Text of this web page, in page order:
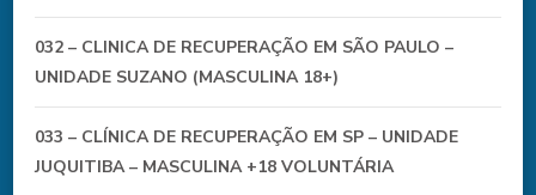
032 – CLINICA DE RECUPERAÇÃO EM SÃO PAULO –
UNIDADE SUZANO (MASCULINA 18+)
033 – CLÍNICA DE RECUPERAÇÃO EM SP – UNIDADE
JUQUITIBA – MASCULINA +18 VOLUNTÁRIA